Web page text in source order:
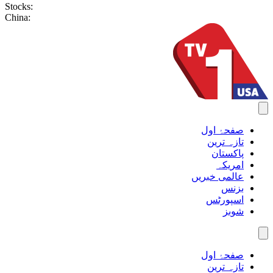
Stocks:
China:
صفحۂ اول
تازہ ترین
پاکستان
امریکہ
عالمی خبریں
بزنس
اسپورٹس
شوبز
صفحۂ اول
تازہ ترین